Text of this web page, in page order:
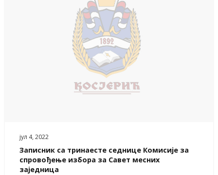
јул 4, 2022
Записник са тринаесте седнице Комисије за
спровођење избора за Савет месних
заједница